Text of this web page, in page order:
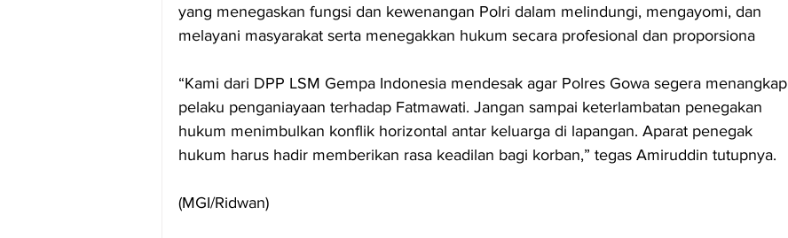
yang menegaskan fungsi dan kewenangan Polri dalam melindungi, mengayomi, dan
melayani masyarakat serta menegakkan hukum secara profesional dan proporsiona
“Kami dari DPP LSM Gempa Indonesia mendesak agar Polres Gowa segera menangkap
pelaku penganiayaan terhadap Fatmawati. Jangan sampai keterlambatan penegakan
hukum menimbulkan konflik horizontal antar keluarga di lapangan. Aparat penegak
hukum harus hadir memberikan rasa keadilan bagi korban,” tegas Amiruddin tutupnya.
(MGI/Ridwan)